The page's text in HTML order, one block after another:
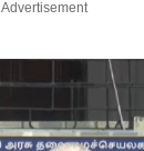
Advertisement